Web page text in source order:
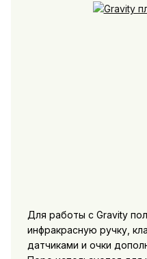
Для работы с Gravity
инфракрасную ручку,
датчиками и очки